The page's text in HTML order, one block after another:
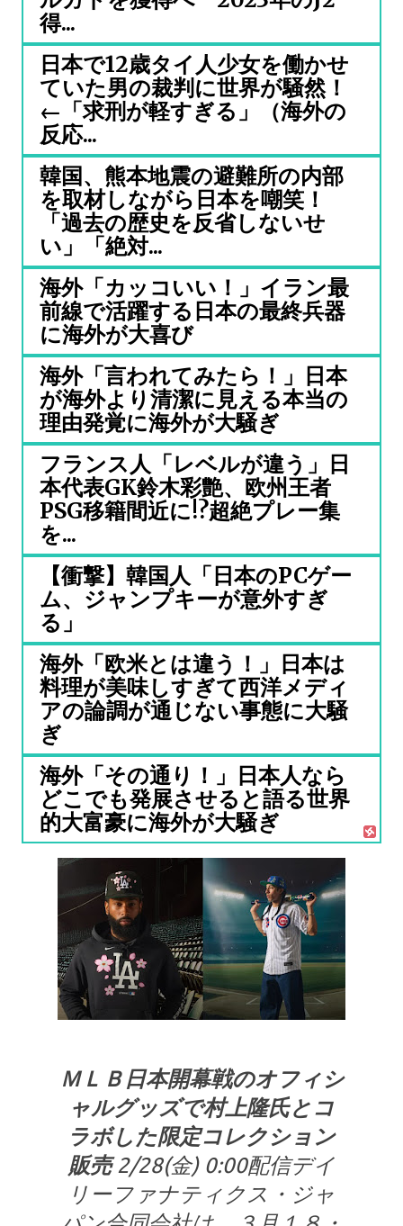
得...
日本で12歳タイ人少女を働かせ
ていた男の裁判に世界が騒然！
←「求刑が軽すぎる」（海外の
反応...
韓国、熊本地震の避難所の内部
を取材しながら日本を嘲笑！
「過去の歴史を反省しないせ
い」「絶対...
海外「カッコいい！」イラン最
前線で活躍する日本の最終兵器
に海外が大喜び
海外「言われてみたら！」日本
が海外より清潔に見える本当の
理由発覚に海外が大騒ぎ
フランス人「レベルが違う」日
本代表GK鈴木彩艶、欧州王者
PSG移籍間近に!?超絶プレー集
を...
【衝撃】韓国人「日本のPCゲー
ム、ジャンプキーが意外すぎ
る」
海外「欧米とは違う！」日本は
料理が美味しすぎて西洋メディ
アの論調が通じない事態に大騒
ぎ
海外「その通り！」日本人なら
どこでも発展させると語る世界
的大富豪に海外が大騒ぎ
ＭＬＢ日本開幕戦のオフィシ
ャルグッズで村上隆氏とコ
ラボした限定コレクション
販売2/28(金) 0:00配信デイ
リーファナティクス・ジャ